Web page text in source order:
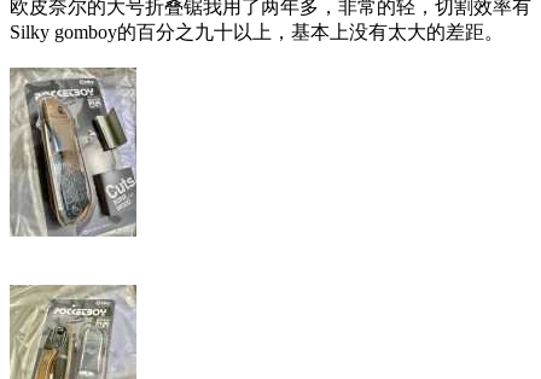
欧皮奈尔的大号折叠锯我用了两年多，非常的轻，切割效率有
Silky gomboy的百分之九十以上，基本上没有太大的差距。